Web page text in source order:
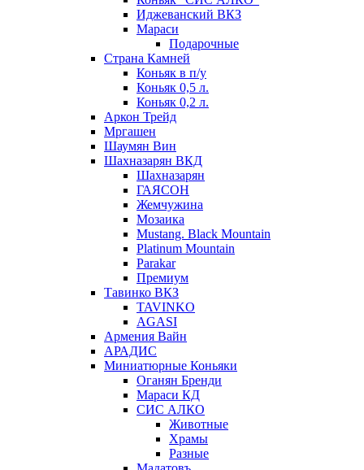
Иджеванский ВКЗ
Мараси
Подарочные
Страна Камней
Коньяк в п/у
Коньяк 0,5 л.
Коньяк 0,2 л.
Аркон Трейд
Мргашен
Шаумян Вин
Шахназарян ВКД
Шахназарян
ГАЯСОН
Жемчужина
Мозаика
Mustang. Black Mountain
Platinum Mountain
Parakar
Премиум
Тавинко ВКЗ
TAVINKO
AGASI
Армения Вайн
АРАДИС
Миниатюрные Коньяки
Оганян Бренди
Мараси КД
СИС АЛКО
Животные
Храмы
Разные